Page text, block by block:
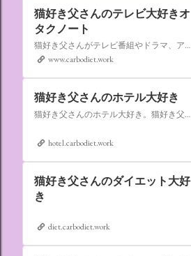
猫好き父さんのテレビ大好きオ
タクノート
猫好き父さんがテレビ番組やドラマ、アニメ、特撮ヒーロー,そしてダイエットについて書いたブログです。
www.carbodiet.work
猫好き父さんのホテル大好き
猫好き父さんのホテル大好き。猫好き父さんが宿泊したホテルの情報を徒然なるままに書いていきます。
hotel.carbodiet.work
猫好き父さんのダイエット大好
き
diet.carbodiet.work